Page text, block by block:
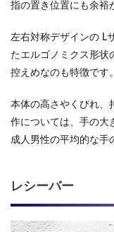
指の置き位置にも余裕
左右対称デザインの L
たエルゴノミクス形状
控えめなのも特徴です。
本体の高さやくびれ、
作については、手の大
成人男性の平均的な手
レシーバー